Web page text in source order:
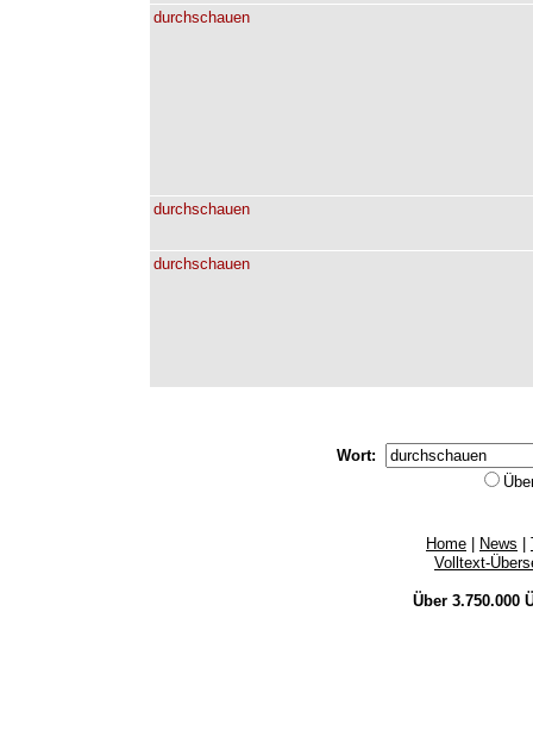
durchschauen
durchschauen
durchschauen
Wort:
Home News
Volltext-
Über 3.750.000